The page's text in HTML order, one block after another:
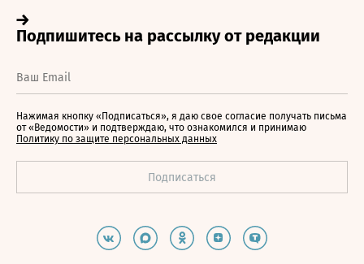
Нажимая кнопку «Подписаться», я даю свое согласие получать письма
от «Ведомости» и подтверждаю, что ознакомился и принимаю
Политику по защите персональных данных